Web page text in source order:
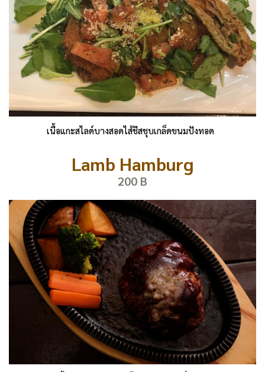
เนื้อแกะสไลด์บางสอดไส้ชีสชุบเกล็ดขนมปังทอด
Lamb Hamburg
200 B